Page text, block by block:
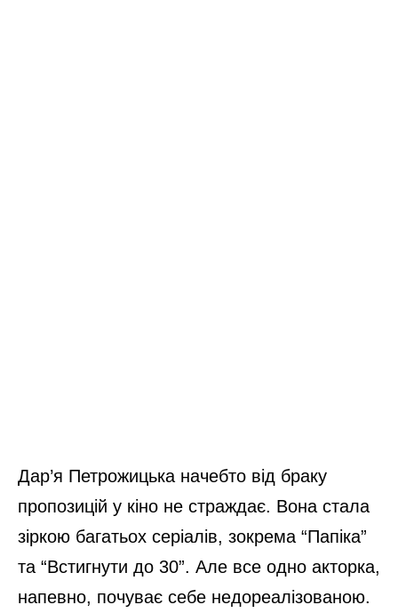
Дар’я Петрожицька начебто від браку
пропозицій у кіно не страждає. Вона стала
зіркою багатьох серіалів, зокрема “Папіка”
та “Встигнути до 30”. Але все одно акторка,
напевно, почуває себе недореалізованою.